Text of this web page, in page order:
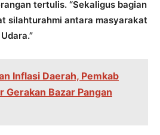
tertulis. “Sekaligus bagian
silahturahmi antara masyarakat
Inflasi Daerah, Pemkab
Gerakan Bazar Pangan